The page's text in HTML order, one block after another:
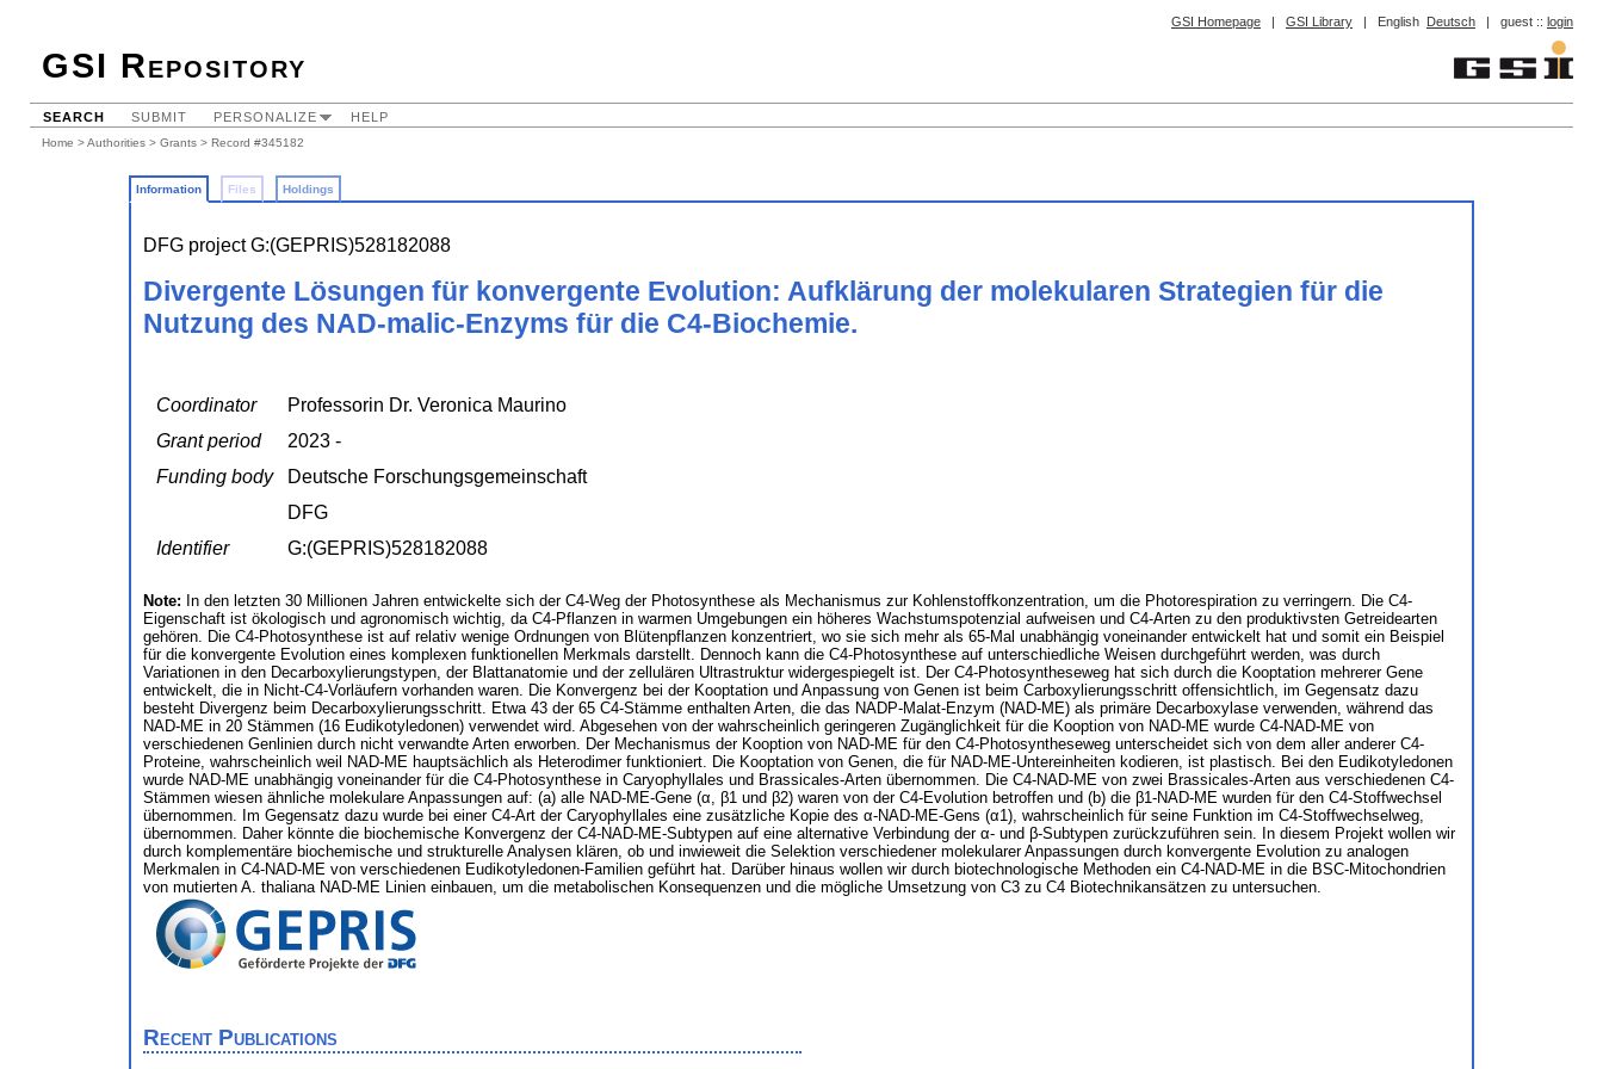
GSI Homepage | GSI Library | English Deutsch | guest :: login
GSI Repository
SEARCH SUBMIT PERSONALIZE HELP
Home >Authorities > Grants > Record #345182
Information Files Holdings
DFG project G:(GEPRIS)528182088
Divergente Lösungen für konvergente Evolution: Aufklärung der molekularen Strategien für die
Nutzung des NAD-malic-Enzyms für die C4-Biochemie.
Coordinator
Professorin Dr. Veronica Maurino
Grant period
2023 -
Funding body
Deutsche Forschungsgemeinschaft
DFG
Identifier
G:(GEPRIS)528182088
Note: In den letzten 30 Millionen Jahren entwickelte sich der C4-Weg der Photosynthese als Mechanismus zur Kohlenstoffkonzentration, um die Photorespiration zu verringern. Die C4-
Eigenschaft ist ökologisch und agronomisch wichtig, da C4-Pflanzen in warmen Umgebungen ein höheres Wachstumspotenzial aufweisen und C4-Arten zu den produktivsten Getreidearten
gehören. Die C4-Photosynthese ist auf relativ wenige Ordnungen von Blütenpflanzen konzentriert, wo sie sich mehr als 65-Mal unabhängig voneinander entwickelt hat und somit ein Beispiel
für die konvergente Evolution eines komplexen funktionellen Merkmals darstellt. Dennoch kann die C4-Photosynthese auf unterschiedliche Weisen durchgeführt werden, was durch
Variationen in den Decarboxylierungstypen, der Blattanatomie und der zellulären Ultrastruktur widergespiegelt ist. Der C4-Photosyntheseweg hat sich durch die Kooptation mehrerer Gene
entwickelt, die in Nicht-C4-Vorläufern vorhanden waren. Die Konvergenz bei der Kooptation und Anpassung von Genen ist beim Carboxylierungsschritt offensichtlich, im Gegensatz dazu
besteht Divergenz beim Decarboxylierungsschritt. Etwa 43 der 65 C4-Stämme enthalten Arten, die das NADP-Malat-Enzym (NAD-ME) als primäre Decarboxylase verwenden, während das
NAD-ME in 20 Stämmen (16 Eudikotyledonen) verwendet wird. Abgesehen von der wahrscheinlich geringeren Zugänglichkeit für die Kooption von NAD-ME wurde C4-NAD-ME von
verschiedenen Genlinien durch nicht verwandte Arten erworben. Der Mechanismus der Kooption von NAD-ME für den C4-Photosyntheseweg unterscheidet sich von dem aller anderer C4-
Proteine, wahrscheinlich weil NAD-ME hauptsächlich als Heterodimer funktioniert. Die Kooptation von Genen, die für NAD-ME-Untereinheiten kodieren, ist plastisch. Bei den Eudikotyledonen
wurde NAD-ME unabhängig voneinander für die C4-Photosynthese in Caryophyllales und Brassicales-Arten übernommen. Die C4-NAD-ME von zwei Brassicales-Arten aus verschiedenen C4-
Stämmen wiesen ähnliche molekulare Anpassungen auf: (a) alle NAD-ME-Gene (α, β1 und β2) waren von der C4-Evolution betroffen und (b) die β1-NAD-ME wurden für den C4-Stoffwechsel
übernommen. Im Gegensatz dazu wurde bei einer C4-Art der Caryophyllales eine zusätzliche Kopie des α-NAD-ME-Gens (α1), wahrscheinlich für seine Funktion im C4-Stoffwechselweg,
übernommen. Daher könnte die biochemische Konvergenz der C4-NAD-ME-Subtypen auf eine alternative Verbindung der α- und β-Subtypen zurückzuführen sein. In diesem Projekt wollen wir
durch komplementäre biochemische und strukturelle Analysen klären, ob und inwieweit die Selektion verschiedener molekularer Anpassungen durch konvergente Evolution zu analogen
Merkmalen in C4-NAD-ME von verschiedenen Eudikotyledonen-Familien geführt hat. Darüber hinaus wollen wir durch biotechnologische Methoden ein C4-NAD-ME in die BSC-Mitochondrien
von mutierten A. thaliana NAD-ME Linien einbauen, um die metabolischen Konsequenzen und die mögliche Umsetzung von C3 zu C4 Biotechnikansätzen zu untersuchen.
Recent Publications